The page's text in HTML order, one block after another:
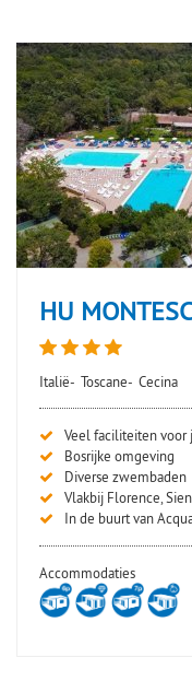
HU
Italië- Toscane- Cecina
Veel faciliteiten voor
Bosrijke omgeving
Diverse zwembaden
Vlakbij Florence,
In de buurt van
Accommodaties